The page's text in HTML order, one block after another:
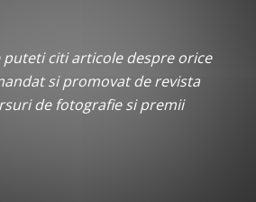
puteti citi articole despre orice
si promovat de revista
de fotografie si premii